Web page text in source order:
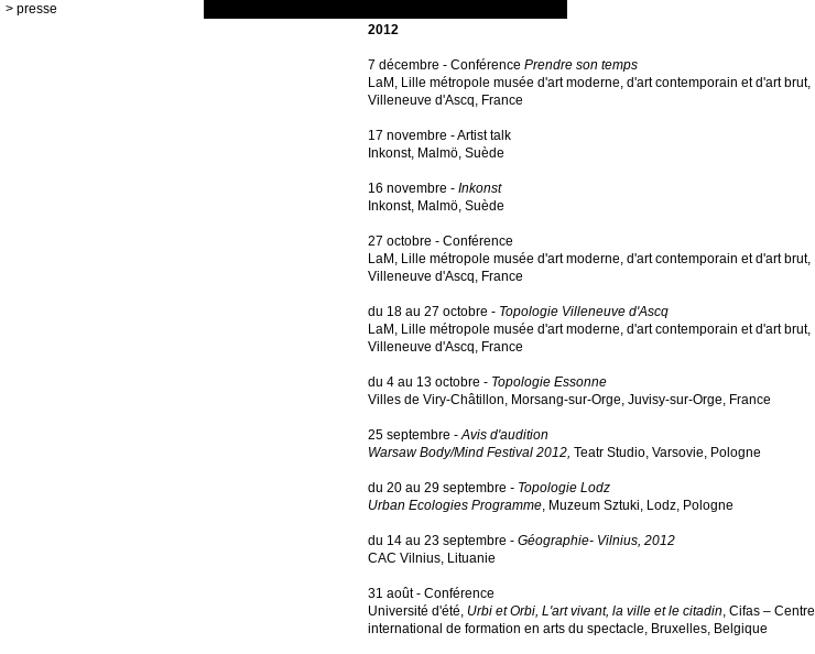
> presse
2012
7 décembre - Conférence Prendre son temps
LaM, Lille métropole musée d'art moderne, d'art contemporain et d'art brut,
Villeneuve d'Ascq, France
17 novembre - Artist talk
Inkonst, Malmö, Suède
16 novembre - Inkonst
Inkonst, Malmö, Suède
27 octobre - Conférence
LaM, Lille métropole musée d'art moderne, d'art contemporain et d'art brut,
Villeneuve d'Ascq, France
du 18 au 27 octobre - Topologie Villeneuve d'Ascq
LaM, Lille métropole musée d'art moderne, d'art contemporain et d'art brut,
Villeneuve d'Ascq, France
du 4 au 13 octobre - Topologie Essonne
Villes de Viry-Châtillon, Morsang-sur-Orge, Juvisy-sur-Orge, France
25 septembre - Avis d'audition
Warsaw Body/Mind Festival 2012, Teatr Studio, Varsovie, Pologne
du 20 au 29 septembre - Topologie Lodz
Urban Ecologies Programme , Muzeum Sztuki, Lodz, Pologne
du 14 au 23 septembre - Géographie- Vilnius, 2012
CAC Vilnius, Lituanie
31 août - Conférence
Université d'été, Urbi et Orbi, L'art vivant, la ville et le citadin , Cifas – Centre
international de formation en arts du spectacle, Bruxelles, Belgique